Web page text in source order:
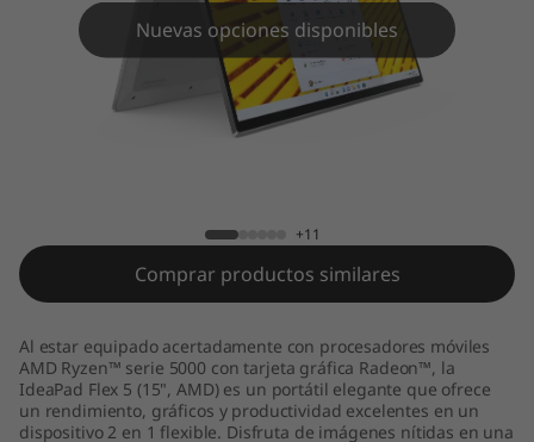
Nuevas opciones disponibles
+11
Comprar productos similares
Al estar equipado acertadamente con procesadores móviles
AMD Ryzen™ serie 5000 con tarjeta gráfica Radeon™, la
IdeaPad Flex 5 (15", AMD) es un portátil elegante que ofrece
un rendimiento, gráficos y productividad excelentes en un
dispositivo 2 en 1 flexible. Disfruta de imágenes nítidas en una